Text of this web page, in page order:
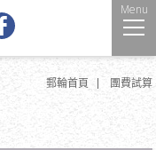
Menu
郵輪首頁 團費試算